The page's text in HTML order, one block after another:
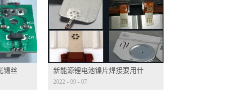
锡丝 新能源锂电池镍片焊接要用什
2022 - 09 - 07